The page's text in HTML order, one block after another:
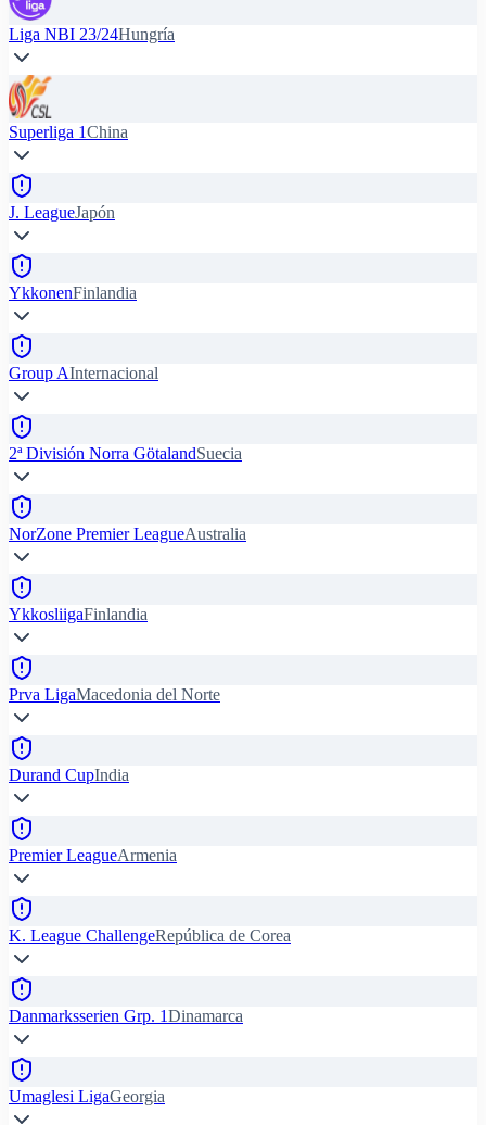
Liga NBI 23/24Hungría
Superliga 1China
J. LeagueJapón
YkkonenFinlandia
Group AInternacional
2ª División Norra GötalandSuecia
NorZone Premier LeagueAustralia
YkkosliigaFinlandia
Prva LigaMacedonia del Norte
Durand CupIndia
Premier LeagueArmenia
K. League ChallengeRepública de Corea
Danmarksserien Grp. 1Dinamarca
Umaglesi LigaGeorgia